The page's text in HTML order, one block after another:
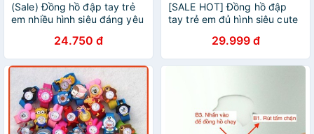
(Sale) Đồng hồ đập tay trẻ
em nhiều hình siêu đáng yêu
24.750 đ
[SALE HOT] Đồng hồ đập
tay trẻ em đủ hình siêu cute
29.999 đ